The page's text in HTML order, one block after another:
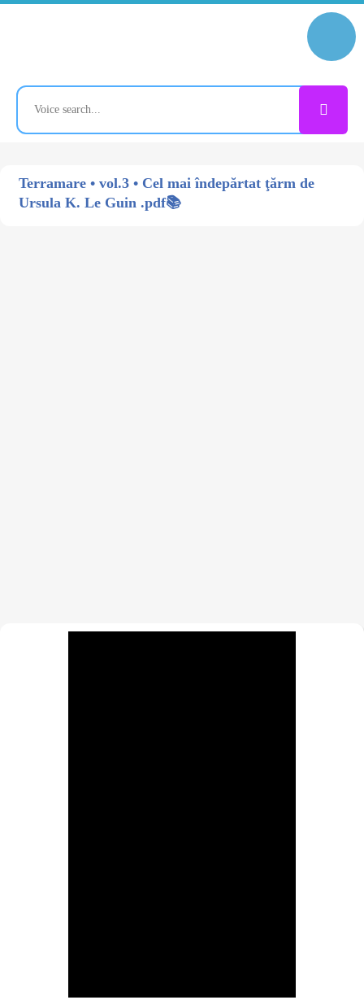
Terramare • vol.3 • Cel mai îndepărtat ţărm de
Ursula K. Le Guin .pdf📚